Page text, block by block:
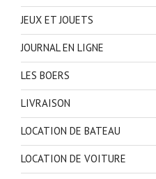
JEUX ET JOUETS
JOURNAL EN LIGNE
LES BOERS
LIVRAISON
LOCATION DE BATEAU
LOCATION DE VOITURE